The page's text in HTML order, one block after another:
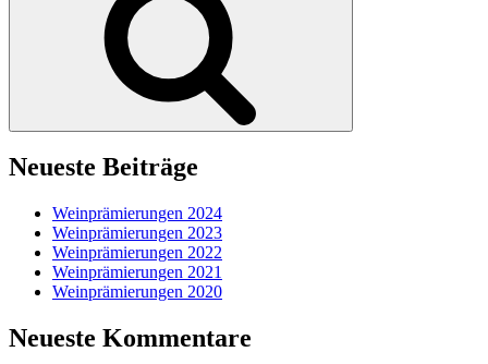
Neueste Beiträge
Weinprämierungen 2024
Weinprämierungen 2023
Weinprämierungen 2022
Weinprämierungen 2021
Weinprämierungen 2020
Neueste Kommentare